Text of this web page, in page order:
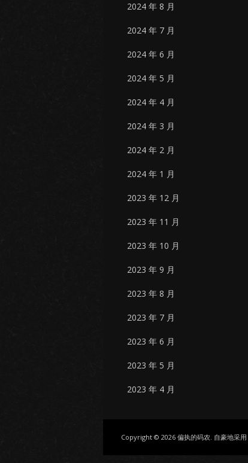
2024 年 8 月
2024 年 7 月
2024 年 6 月
2024 年 5 月
2024 年 4 月
2024 年 3 月
2024 年 2 月
2024 年 1 月
2023 年 12 月
2023 年 11 月
2023 年 10 月
2023 年 9 月
2023 年 8 月
2023 年 7 月
2023 年 6 月
2023 年 5 月
2023 年 4 月
Copyright © 2026 偏执的码农. 自豪地采用